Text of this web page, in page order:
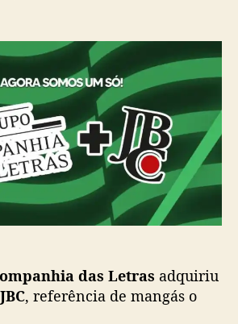
d
p
u
l
i
c
a
ç
B
C
a
g
o
r
a
f
a
p
t
e
das Letras adquiriu
JBC, referência de mangás o